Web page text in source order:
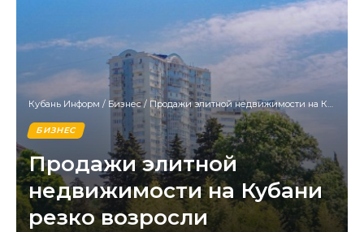
Кубань Информ / Бизнес/ Продажи элитной недвижимости на Кубани резко возросли
БИЗНЕС
Продажи элитной
недвижимости на Кубани
резко возросли